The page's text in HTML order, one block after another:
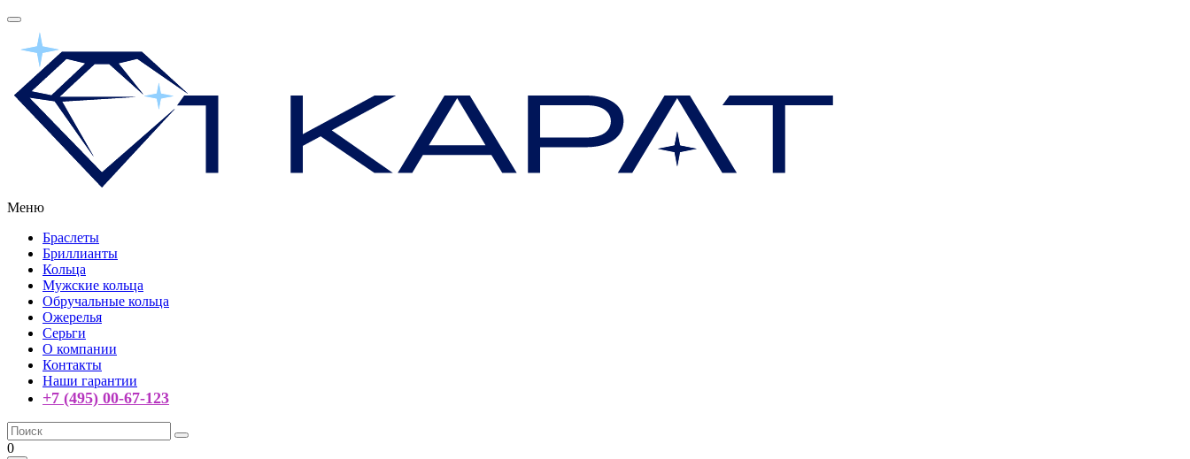
Меню
Браслеты
Бриллианты
Кольца
Мужские кольца
Обручальные кольца
Ожерелья
Серьги
О компании
Контакты
Наши гарантии
+7 (495) 00-67-123
0